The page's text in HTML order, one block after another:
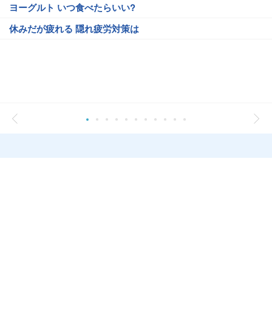
ヨーグルト いつ食べたらいい?
休みだが疲れる 隠れ疲労対策は